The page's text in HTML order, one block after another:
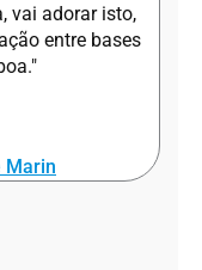
vai adorar isto,
entre bases
Marin